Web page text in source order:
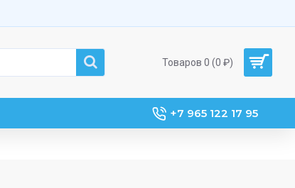
Товаров 0 (0 ₽)
+7 965 122 17 95